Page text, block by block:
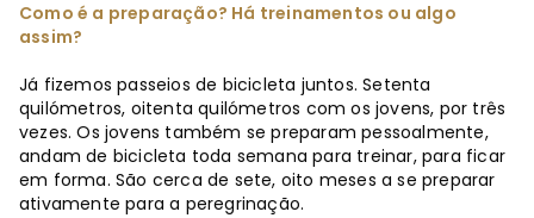
Como é a preparação? Há treinamentos ou algo
assim?
Já fizemos passeios de bicicleta juntos. Setenta
quilómetros, oitenta quilómetros com os jovens, por três
vezes. Os jovens também se preparam pessoalmente,
andam de bicicleta toda semana para treinar, para ficar
em forma. São cerca de sete, oito meses a se preparar
ativamente para a peregrinação.